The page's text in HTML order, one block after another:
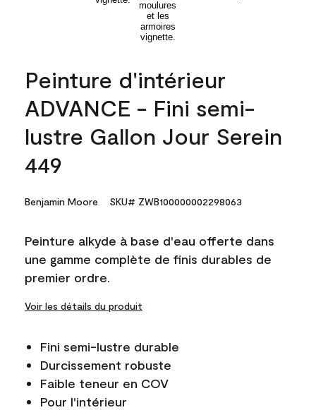
Peinture d'intérieur
ADVANCE - Fini semi-
lustre Gallon Jour Serein
449
Benjamin Moore SKU# ZWB100000002298063
Peinture alkyde à base d'eau offerte dans
une gamme complète de finis durables de
premier ordre.
Voir les détails du produit
Fini semi-lustre durable
Durcissement robuste
Faible teneur en COV
Pour l'intérieur